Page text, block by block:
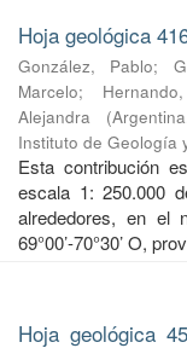
Hoja geológica
González, Pablo;
Marcelo;
Alejandra
(
Instituto de Geología
Esta contribución
escala 1: 250.000
alrededores, en el
69°00’-70°30’ O,
Hoja geológica